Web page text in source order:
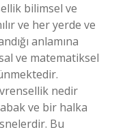
bilimsel ve
ve her yerde ve
anlamına
ve matematiksel
nedir
ve bir halka
Bu